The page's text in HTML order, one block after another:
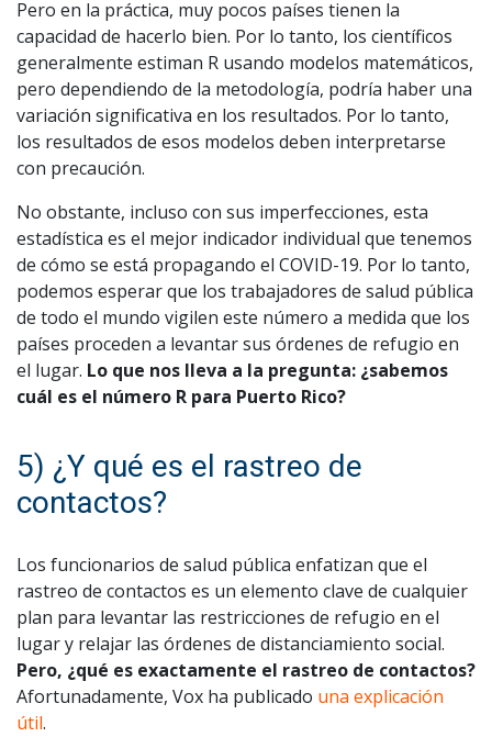
Pero en la práctica, muy pocos países tienen la
capacidad de hacerlo bien. Por lo tanto, los científicos
generalmente estiman R usando modelos matemáticos,
pero dependiendo de la metodología, podría haber una
variación significativa en los resultados. Por lo tanto,
los resultados de esos modelos deben interpretarse
con precaución.
No obstante, incluso con sus imperfecciones, esta
estadística es el mejor indicador individual que tenemos
de cómo se está propagando el COVID-19. Por lo tanto,
podemos esperar que los trabajadores de salud pública
de todo el mundo vigilen este número a medida que los
países proceden a levantar sus órdenes de refugio en
el lugar. Lo que nos lleva a la pregunta: ¿sabemos
cuál es el número R para Puerto Rico?
5) ¿Y qué es el rastreo de
contactos?
Los funcionarios de salud pública enfatizan que el
rastreo de contactos es un elemento clave de cualquier
plan para levantar las restricciones de refugio en el
lugar y relajar las órdenes de distanciamiento social.
Pero, ¿qué es exactamente el rastreo de contactos?
Afortunadamente, Vox ha publicado una explicación
útil.